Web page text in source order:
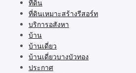
ที่ดิน
ที่ดินเหมาะสร้างรีสอร์ท
บริการอสังหา
บ้าน
บ้านเดี่ยว
บ้านเดี่ยวบางบัวทอง
ประกาศ